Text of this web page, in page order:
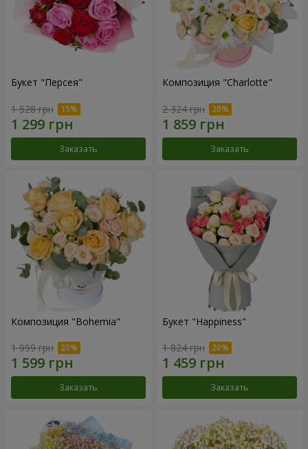
Букет "Персея"
1 528 грн
Заказать
Композиция "Charlotte"
2 324 грн
Заказать
Композиция "Bohemia"
1 999 грн
Заказать
Букет "Happiness"
1 824 грн
Заказать